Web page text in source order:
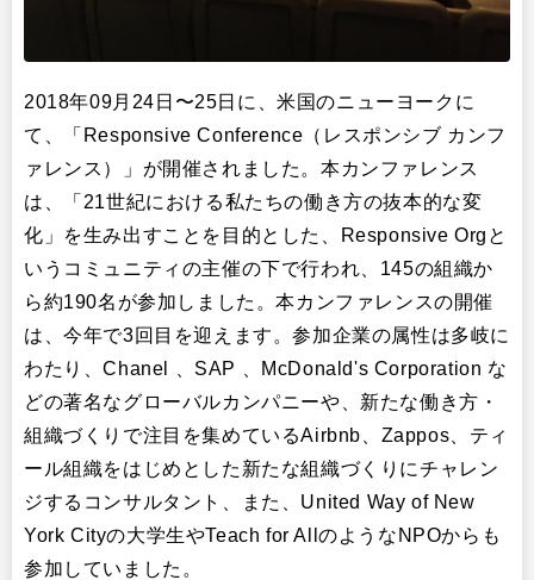
2018年09月24日〜25日に、米国のニューヨークに
て、「Responsive Conference（レスポンシブ カンフ
ァレンス）」が開催されました。本カンファレンス
は、「21世紀における私たちの働き方の抜本的な変
化」を生み出すことを目的とした、Responsive Orgと
いうコミュニティの主催の下で行われ、145の組織か
ら約190名が参加しました。本カンファレンスの開催
は、今年で3回目を迎えます。参加企業の属性は多岐に
わたり、Chanel 、SAP 、McDonald's Corporation な
どの著名なグローバルカンパニーや、新たな働き方・
組織づくりで注目を集めているAirbnb、Zappos、ティ
ール組織をはじめとした新たな組織づくりにチャレン
ジするコンサルタント、また、United Way of New
York Cityの大学生やTeach for AllのようなNPOからも
参加していました。